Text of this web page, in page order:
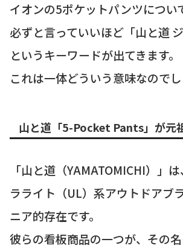
イオンの5ポケットパンツについ
必ずと言っていいほど「山と道
というキーワードが出てきます。
これは一体どういう意味なので
山と道「5-Pocket Pants」が元
「山と道（YAMATOMICHI）」
ラライト（UL）系アウトドアブ
ニア的存在です。
彼らの看板商品の一つが、その